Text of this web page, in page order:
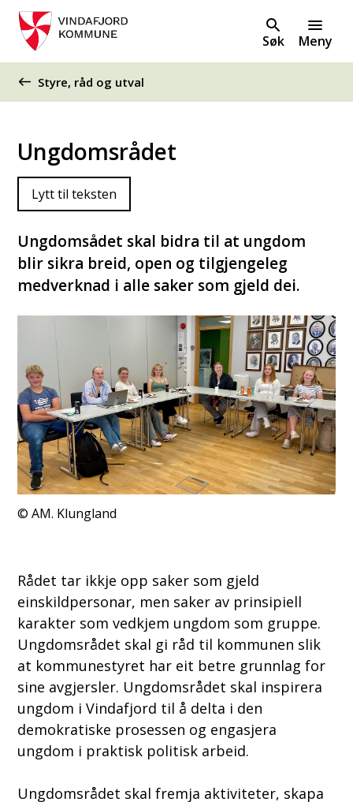
Søk Meny
Du er her:
Styre, råd og utval
Ungdomsrådet
Lytt til teksten
Ungdomsådet skal bidra til at ungdom
blir sikra breid, open og tilgjengeleg
medverknad i alle saker som gjeld dei.
AM. Klungland
Rådet tar ikkje opp saker som gjeld
einskildpersonar, men saker av prinsipiell
karakter som vedkjem ungdom som gruppe.
Ungdomsrådet skal gi råd til kommunen slik
at kommunestyret har eit betre grunnlag for
sine avgjersler. Ungdomsrådet skal inspirera
ungdom i Vindafjord til å delta i den
demokratiske prosessen og engasjera
ungdom i praktisk politisk arbeid.
Ungdomsrådet skal fremja aktiviteter, skapa